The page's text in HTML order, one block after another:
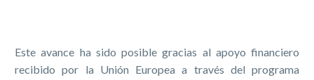
Este avance ha sido posible gracias al apoyo financiero
recibido por la Unión Europea a través del programa